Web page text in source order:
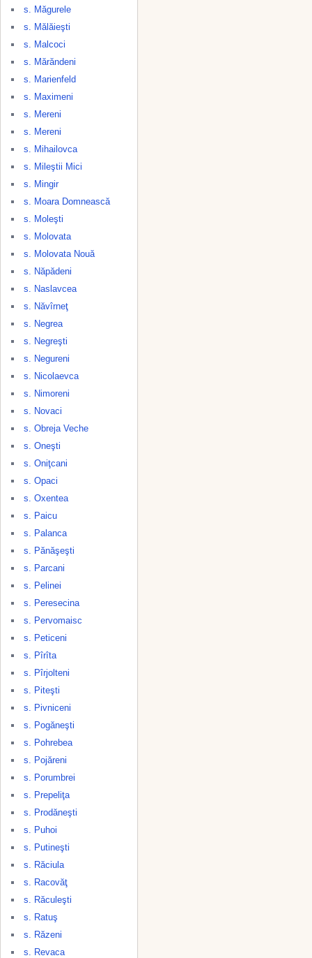
s. Măgurele
s. Mălăieşti
s. Malcoci
s. Mărăndeni
s. Marienfeld
s. Maximeni
s. Mereni
s. Mereni
s. Mihailovca
s. Mileştii Mici
s. Mingir
s. Moara Domnească
s. Moleşti
s. Molovata
s. Molovata Nouă
s. Năpădeni
s. Naslavcea
s. Năvîrneţ
s. Negrea
s. Negreşti
s. Negureni
s. Nicolaevca
s. Nimoreni
s. Novaci
s. Obreja Veche
s. Oneşti
s. Oniţcani
s. Opaci
s. Oxentea
s. Paicu
s. Palanca
s. Pănăşeşti
s. Parcani
s. Pelinei
s. Peresecina
s. Pervomaisc
s. Peticeni
s. Pîrîta
s. Pîrjolteni
s. Piteşti
s. Pivniceni
s. Pogăneşti
s. Pohrebea
s. Pojăreni
s. Porumbrei
s. Prepeliţa
s. Prodăneşti
s. Puhoi
s. Putineşti
s. Răciula
s. Racovăţ
s. Răculeşti
s. Ratuş
s. Răzeni
s. Revaca